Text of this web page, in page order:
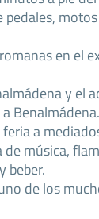
en el
y el
Benalmádena.
a
de música,
beber.
de los